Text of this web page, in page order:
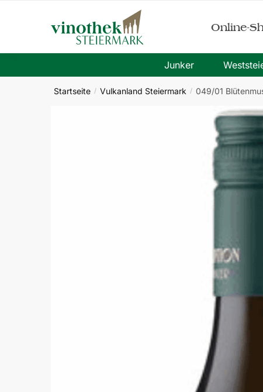
Online-
Junker
Startseite / Vulkanland Steiermark / 049/01